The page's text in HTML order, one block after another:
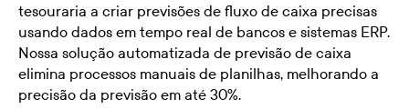
tesouraria a criar previsões de fluxo de caixa precisas
usando dados em tempo real de bancos e sistemas ERP.
Nossa solução automatizada de previsão de caixa
elimina processos manuais de planilhas, melhorando a
precisão da previsão em até 30%.